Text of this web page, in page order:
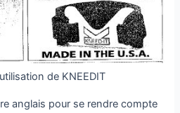
de KNEEDIT
anglais pour se rendre compte